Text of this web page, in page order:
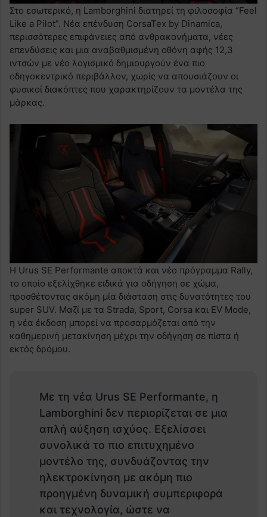
Στο εσωτερικό, η Lamborghini διατηρεί τη φιλοσοφία “Feel
Like a Pilot”. Νέα επένδυση CorsaTex by Dinamica,
περισσότερες επιφάνειες από ανθρακονήματα, νέες
επενδύσεις και μια αναβαθμισμένη οθόνη αφής 12,3
ιντσών με νέο λογισμικό δημιουργούν ένα πιο
οδηγοκεντρικό περιβάλλον, χωρίς να απουσιάζουν οι
φυσικοί διακόπτες που χαρακτηρίζουν τα μοντέλα της
μάρκας.
Η Urus SE Performante αποκτά και νέο πρόγραμμα Rally,
το οποίο εξελίχθηκε ειδικά για οδήγηση σε χώμα,
προσθέτοντας ακόμη μία διάσταση στις δυνατότητες του
super SUV. Μαζί με τα Strada, Sport, Corsa και EV Mode,
η νέα έκδοση μπορεί να προσαρμόζεται από την
καθημερινή μετακίνηση μέχρι την οδήγηση σε πίστα ή
εκτός δρόμου.
Με τη νέα Urus SE Performante, η
Lamborghini δεν περιορίζεται σε μια
απλή αύξηση ισχύος. Εξελίσσει
συνολικά το πιο επιτυχημένο
μοντέλο της, συνδυάζοντας την
ηλεκτροκίνηση με ακόμη πιο
προηγμένη δυναμική συμπεριφορά
και τεχνολογία, ώστε να